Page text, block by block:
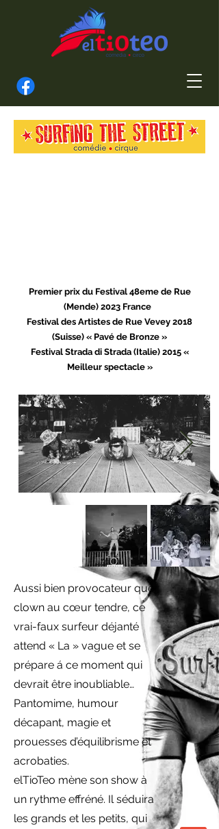
Premier prix du Festival 48eme de Rue
(Mende) 2023 France
Festival des Artistes de Rue Vevey 2018
(Suisse) « Pavé de Bronze »
Festival Strada di Strada (Italie) 2015 «
Meilleur spectacle »
Aussi bien provocateur que
clown au cœur tendre, ce
vrai-faux surfeur déjanté
attend « La » vague et se
prépare á ce moment qui
devrait être inoubliable…
Pantomime, humour
décapant, magie et
prouesses d’équilibrisme et
acrobaties.
elTioTeo mène son show à
un rythme effréné. Il séduira
les grands et les petits, qui